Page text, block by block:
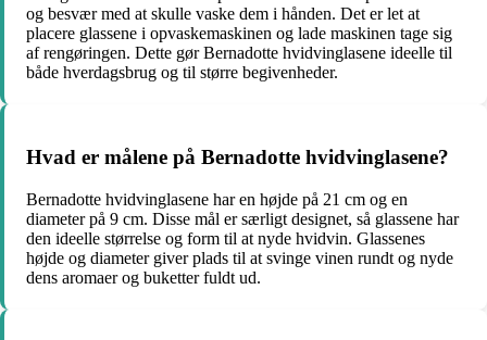
og besvær med at skulle vaske dem i hånden. Det er let at
placere glassene i opvaskemaskinen og lade maskinen tage sig
af rengøringen. Dette gør Bernadotte hvidvinglasene ideelle til
både hverdagsbrug og til større begivenheder.
Hvad er målene på Bernadotte hvidvinglasene?
Bernadotte hvidvinglasene har en højde på 21 cm og en
diameter på 9 cm. Disse mål er særligt designet, så glassene har
den ideelle størrelse og form til at nyde hvidvin. Glassenes
højde og diameter giver plads til at svinge vinen rundt og nyde
dens aromaer og buketter fuldt ud.